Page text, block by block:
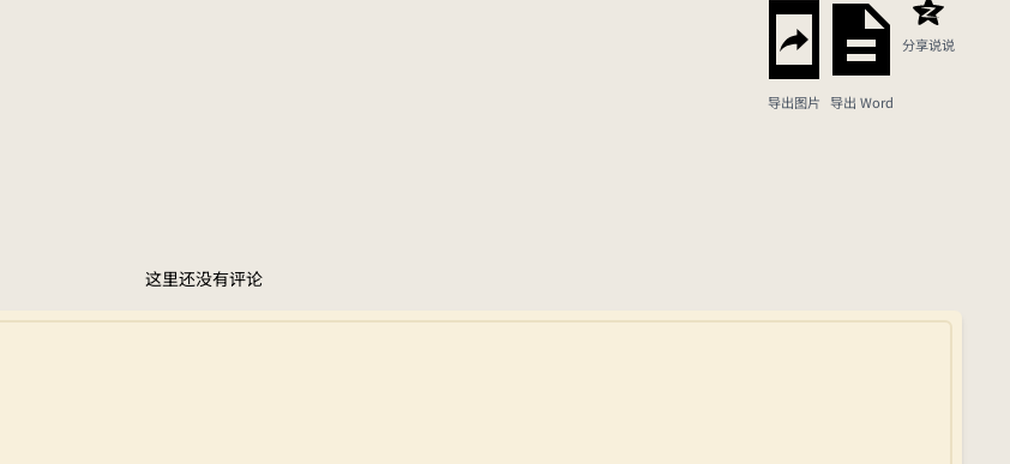
导出图片 导出 Word
分享说说
这里还没有评论